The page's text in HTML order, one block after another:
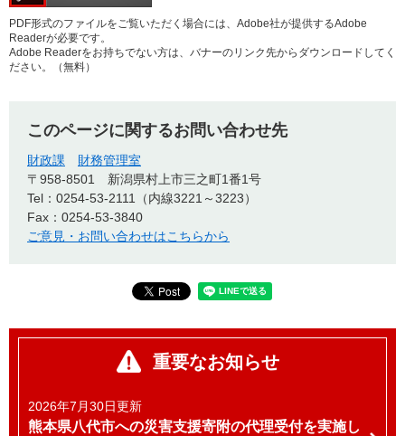
PDF形式のファイルをご覧いただく場合には、Adobe社が提供するAdobe
Readerが必要です。
Adobe Readerをお持ちでない方は、バナーのリンク先からダウンロードしてく
ださい。（無料）
このページに関するお問い合わせ先
財政課
財務管理室
〒958-8501
新潟県村上市三之町1番1号
Tel：0254-53-2111（内線3221～3223）
Fax：0254-53-3840
ご意見・お問い合わせはこちらから
重要なお知らせ
2026年7月30日更新
熊本県八代市への災害支援寄附の代理受付を実施し